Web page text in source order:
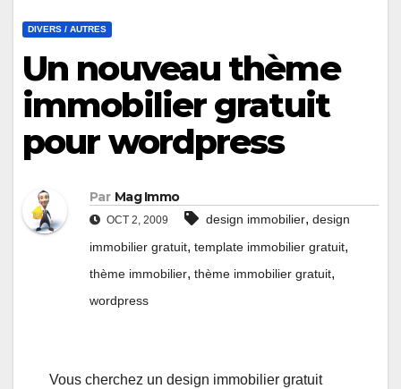
DIVERS / AUTRES
Un nouveau thème
immobilier gratuit
pour wordpress
Par Mag Immo
OCT 2, 2009 design immobilier, design
immobilier gratuit, template immobilier gratuit,
thème immobilier, thème immobilier gratuit,
wordpress
Vous cherchez un design immobilier gratuit